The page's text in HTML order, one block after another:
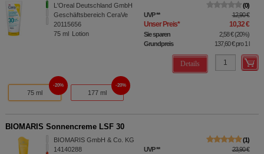
L'Oreal Deutschland GmbH
Geschäftsbereich CeraVe
20115656
75 ml Lotion
0
UVP** 12,90 €
Unser Preis* 10,32 €
Sie sparen 2,58 €(20%)
Grundpreis
137,60 €pro 1 l
Details
75 ml
20%
177 ml
20%
BIOMARIS Sonnencreme LSF 30
BIOMARIS GmbH & Co. KG
14140288
1
UVP** 23,90 €